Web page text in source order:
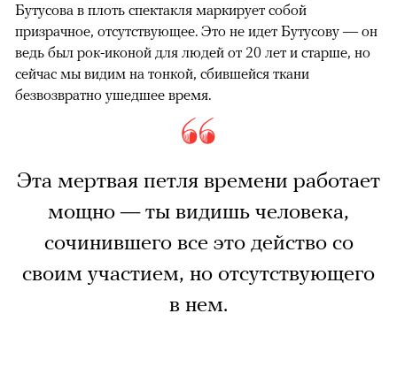
Бутусова в плоть спектакля маркирует собой
призрачное, отсутствующее. Это не идет Бутусову — он
ведь был рок-иконой для людей от 20 лет и старше, но
сейчас мы видим на тонкой, сбившейся ткани
безвозвратно ушедшее время.
Эта мертвая петля времени работает
мощно — ты видишь человека,
сочинившего все это действо со
своим участием, но отсутствующего
в нем.